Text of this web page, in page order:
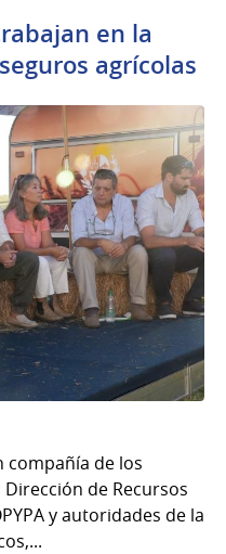
en la
agrícolas
compañía de los
de Recursos
y autoridades de la